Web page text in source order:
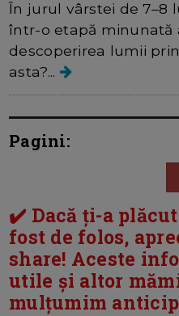
În jurul vârstei de 7–8
într-o etapă minunată
descoperirea lumii
asta?...
Pagini:
✔️ Dacă ți-a
fost de folos,
share! Aceste
utile și altor
mulțumim